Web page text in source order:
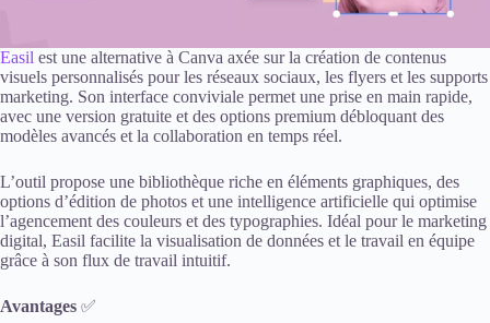
Easil est une alternative à Canva axée sur la création de contenus
visuels personnalisés pour les réseaux sociaux, les flyers et les supports
marketing. Son interface conviviale permet une prise en main rapide,
avec une version gratuite et des options premium débloquant des
modèles avancés et la collaboration en temps réel.
L’outil propose une bibliothèque riche en éléments graphiques, des
options d’édition de photos et une intelligence artificielle qui optimise
l’agencement des couleurs et des typographies. Idéal pour le marketing
digital, Easil facilite la visualisation de données et le travail en équipe
grâce à son flux de travail intuitif.
Avantages ✅